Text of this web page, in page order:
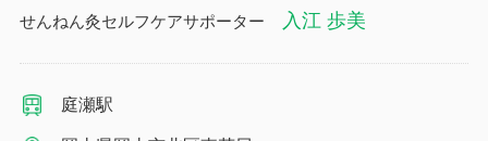
せんねん灸セルフケアサポーター 入江 歩美
庭瀬駅